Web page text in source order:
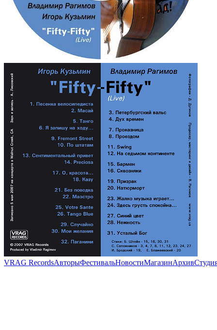
VRAG RecordsАвторыФестивальНовостиМагазинАрхив